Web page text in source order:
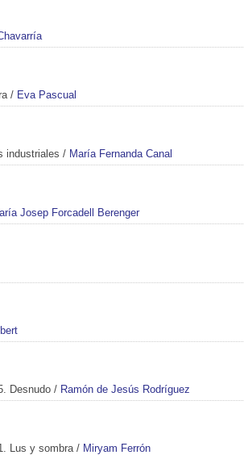
/ Eva Pascual
industriales / María Fernanda Canal
Josep Forcadell Berenger
Desnudo / Ramón de Jesús Rodríguez
Lus y sombra / Miryam Ferrón